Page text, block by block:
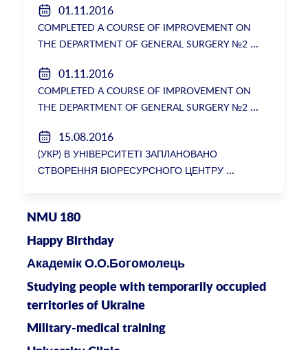
ректорки НМУ Катерини Амосової
01.11.2016
COMPLETED A COURSE OF IMPROVEMENT ON
THE DEPARTMENT OF GENERAL SURGERY №2
01.11.2016
COMPLETED A COURSE OF IMPROVEMENT ON
THE DEPARTMENT OF GENERAL SURGERY №2
15.08.2016
(УКР) В УНІВЕРСИТЕТІ ЗАПЛАНОВАНО
СТВОРЕННЯ БІОРЕСУРСНОГО ЦЕНТРУ
NMU 180
Happy Birthday
Академік О.О.Богомолець
Studying people with temporarily occupied
territories of Ukraine
Military-medical training